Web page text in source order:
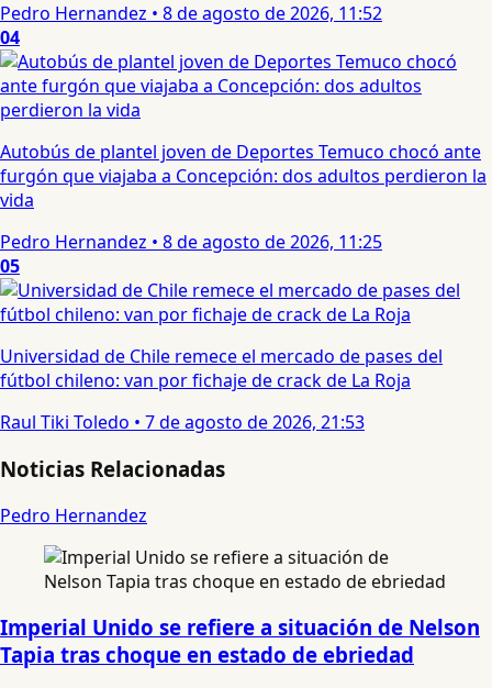
Pedro Hernandez • 8 de agosto de 2026, 11:52
04
Autobús de plantel joven de Deportes Temuco chocó ante
furgón que viajaba a Concepción: dos adultos perdieron la
vida
Pedro Hernandez • 8 de agosto de 2026, 11:25
05
Universidad de Chile remece el mercado de pases del
fútbol chileno: van por fichaje de crack de La Roja
Raul Tiki Toledo • 7 de agosto de 2026, 21:53
Noticias Relacionadas
Pedro Hernandez
Imperial Unido se refiere a situación de Nelson
Tapia tras choque en estado de ebriedad